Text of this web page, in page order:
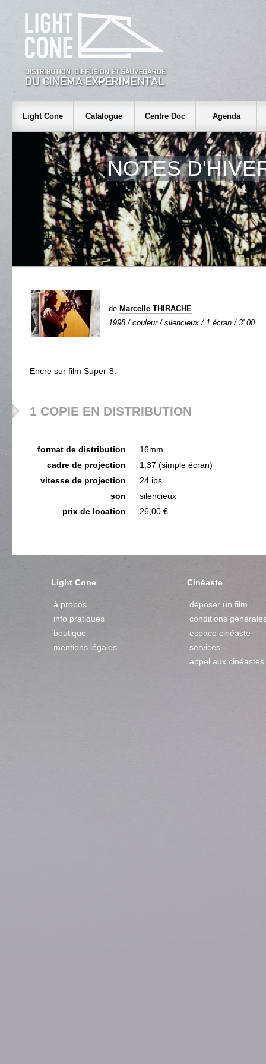
Light Cone Catalogue Centre Doc Agenda
NOTES
de Marcelle THIRACHE
1998 / couleur / silencieux / 1 écran / 3' 00
Encre sur film Super-8.
1 COPIE EN DISTRIBUTION
format de distribution
16mm
cadre de projection
1,37 (simple écran)
vitesse de projection
24 ips
son
silencieux
prix de location
26,00 €
Light Cone
à propos
info pratiques
boutique
mentions légales
Cinéaste
déposer un film
conditions
espace cinéaste
services
appel aux cinéastes